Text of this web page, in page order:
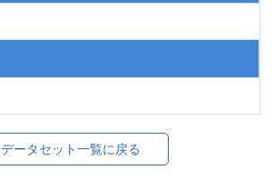
データセット一覧に戻る